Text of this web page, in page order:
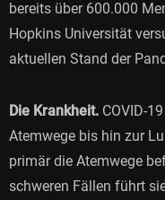
bereits über 600.000
Hopkins Universität
aktuellen Stand der
Die Krankheit. COVID-
Atemwege bis hin zur
primär die Atemwege
schweren Fällen führt